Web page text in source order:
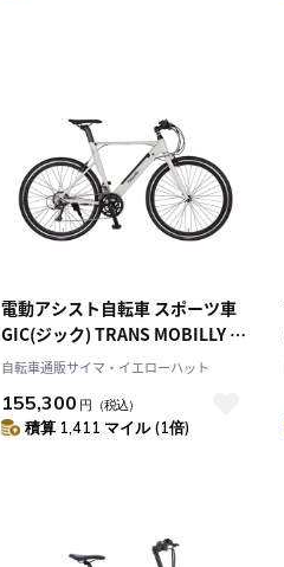
9
2026.10
1 2 3 4
5
7 8 9 10 11
12
14 15 16 17 18
19
21 22 23 24
28 29 30
電動アシスト自転車 スポーツ車
GIC(ジック) TRANS MOBILLY e-
UNITY7016 グレー 700C 92127-
自転車通販サイマ・イエローハット
155,300 円 （税込）
積算 1,411 マイル (1倍)